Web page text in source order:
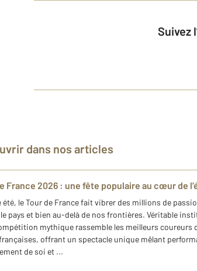
dans nos articles
France 2026 : une fête populaire au cœur de
été, le Tour de France fait vibrer des millions de
pays et bien au-delà de nos frontières. Véritable
mythique rassemble les meilleurs coureurs
offrant un spectacle unique mêlant
de soi et ...